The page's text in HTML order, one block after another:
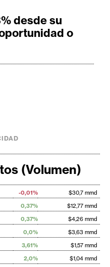
desde su
o
(Volumen)
-0,01%
$30,7 mmd
0,37%
$12,77 mmd
0,37%
$4,26 mmd
0,0%
$3,63 mmd
3,61%
$1,57 mmd
2,0%
$1,04 mmd